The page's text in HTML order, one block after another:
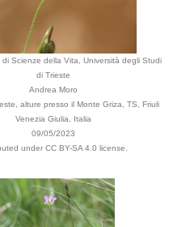
Scienze della Vita, Università degli Studi
di Trieste
Andrea Moro
alture presso il Monte Griza, TS, Friuli
Venezia Giulia, Italia
09/05/2023
under CC BY-SA 4.0 license.